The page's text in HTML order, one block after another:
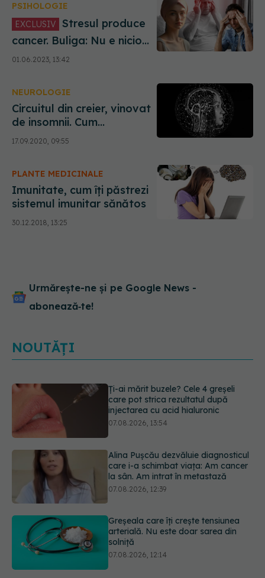
medicală
PSIHOLOGIE
EXCLUSIV
cancer. Buliga: Nu e nicio
glumă! Sunt din ce în ce
mai frecvente cazurile. Eu
dacă au pățit asta în ultimii
2 ani
01.06.2023, 13:42
NEUROLOGIE
Circuitul din creier, vinovat
de insomnii. Cum
reacționează la stres
17.09.2020, 09:55
PLANTE MEDICINALE
Imunitate, cum îți păstrezi
sistemul imunitar sănătos
30.12.2018, 13:25
Urmărește-ne și pe Google News -
abonează‑te!
NOUTĂȚI
Alina Pușcău dezvăluie diagnosticul
care i-a schimbat viața: Am cancer
la sân. Am intrat în metastază
07.08.2026, 12:39
Greșeala care îți crește tensiunea
arterială. Nu este doar sarea din
solniță
07.08.2026, 12:14
Schimbare majoră la examenul de
medic specialist din 2026. Toți
candidații vor avea aceleași
subiecte